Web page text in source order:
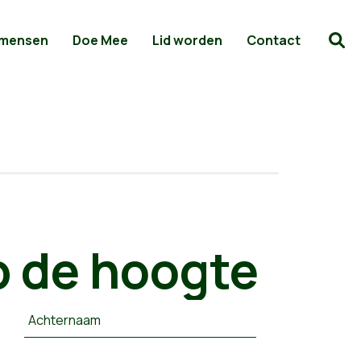
Doe Mee Lid worden Contact
de hoogte
Achternaam